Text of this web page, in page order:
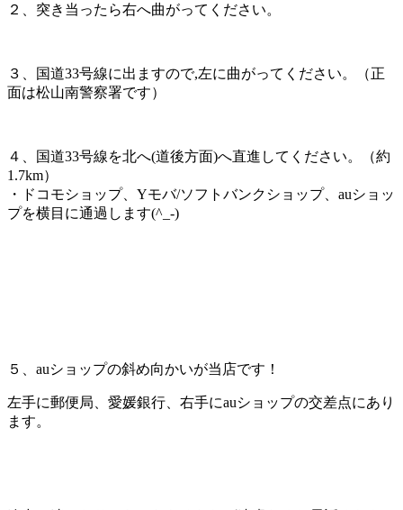
２、突き当ったら右へ曲がってください。
３、国道33号線に出ますので,左に曲がってください。（正
面は松山南警察署です）
４、国道33号線を北へ(道後方面)へ直進してください。（約
1.7km）
・ドコモショップ、Yモバ/ソフトバンクショップ、auショッ
プを横目に通過します(^_-)
５、 auショップの斜め向かいが当店です！
左手に郵便局、愛媛銀行、右手にauショップの交差点にあり
ます。